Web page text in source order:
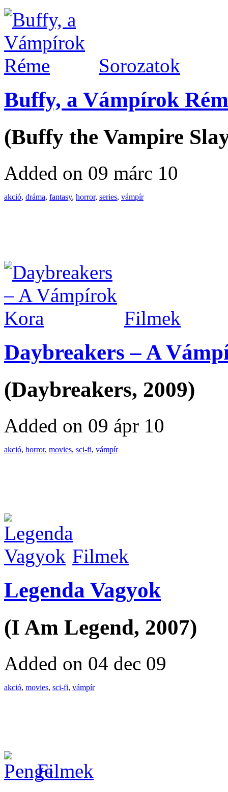
Sorozatok
Buffy, a Vámpírok
(Buffy the Vampire
Added on 09 márc 10
akció, dráma, fantasy, horror, series, vámpír
Filmek
Daybreakers – A
(Daybreakers, 2009)
Added on 09 ápr 10
akció, horror, movies, sci-fi, vámpír
Filmek
Legenda Vagyok
(I Am Legend, 2007)
Added on 04 dec 09
akció, movies, sci-fi, vámpír
Filmek